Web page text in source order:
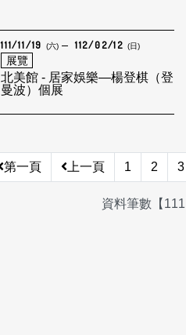
111/11/19 (六) 112/02/12 (日)
展覽
北美館 - 居家娛樂—楊登棋（登
曼波）個展
第一頁 上一頁 1 2 3
資料筆數【